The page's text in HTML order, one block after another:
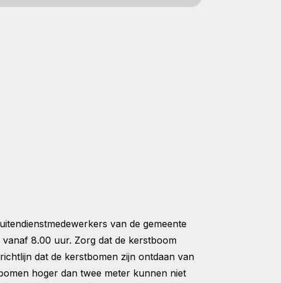
van de gemeente
8.00 uur. Zorg dat de kerstboom
dat de kerstbomen zijn ontdaan van
hoger dan twee meter kunnen niet